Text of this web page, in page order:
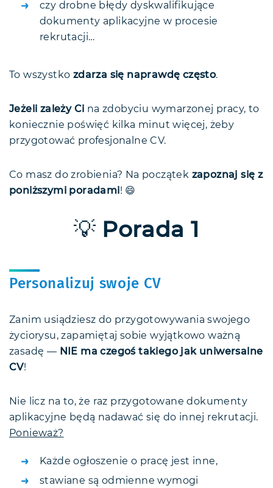
czy drobne błędy dyskwalifikujące
dokumenty aplikacyjne w procesie
rekrutacji…
To wszystko zdarza się naprawdę często.
Jeżeli zależy Ci na zdobyciu wymarzonej pracy, to
koniecznie poświęć kilka minut więcej, żeby
przygotować profesjonalne CV.
Co masz do zrobienia? Na początek zapoznaj się z
poniższymi poradami! 😄
💡 Porada 1
Personalizuj swoje CV
Zanim usiądziesz do przygotowywania swojego
życiorysu, zapamiętaj sobie wyjątkowo ważną
zasadę — NIE ma czegoś takiego jak uniwersalne
CV!
Nie licz na to, że raz przygotowane dokumenty
aplikacyjne będą nadawać się do innej rekrutacji.
Ponieważ?
Każde ogłoszenie o pracę jest inne,
stawiane są odmienne wymogi